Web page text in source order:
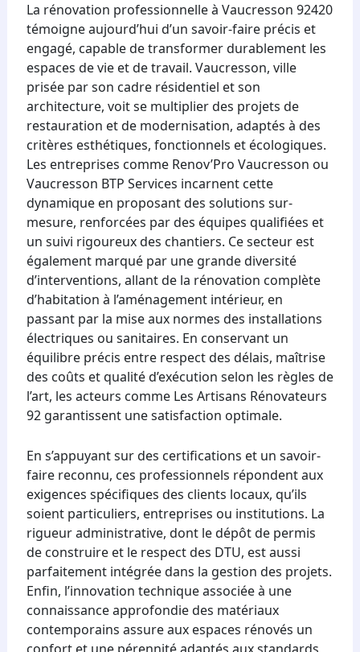
La rénovation professionnelle à Vaucresson 92420
témoigne aujourd’hui d’un savoir-faire précis et
engagé, capable de transformer durablement les
espaces de vie et de travail. Vaucresson, ville
prisée par son cadre résidentiel et son
architecture, voit se multiplier des projets de
restauration et de modernisation, adaptés à des
critères esthétiques, fonctionnels et écologiques.
Les entreprises comme Renov’Pro Vaucresson ou
Vaucresson BTP Services incarnent cette
dynamique en proposant des solutions sur-
mesure, renforcées par des équipes qualifiées et
un suivi rigoureux des chantiers. Ce secteur est
également marqué par une grande diversité
d’interventions, allant de la rénovation complète
d’habitation à l’aménagement intérieur, en
passant par la mise aux normes des installations
électriques ou sanitaires. En conservant un
équilibre précis entre respect des délais, maîtrise
des coûts et qualité d’exécution selon les règles de
l’art, les acteurs comme Les Artisans Rénovateurs
92 garantissent une satisfaction optimale.
En s’appuyant sur des certifications et un savoir-
faire reconnu, ces professionnels répondent aux
exigences spécifiques des clients locaux, qu’ils
soient particuliers, entreprises ou institutions. La
rigueur administrative, dont le dépôt de permis
de construire et le respect des DTU, est aussi
parfaitement intégrée dans la gestion des projets.
Enfin, l’innovation technique associée à une
connaissance approfondie des matériaux
contemporains assure aux espaces rénovés un